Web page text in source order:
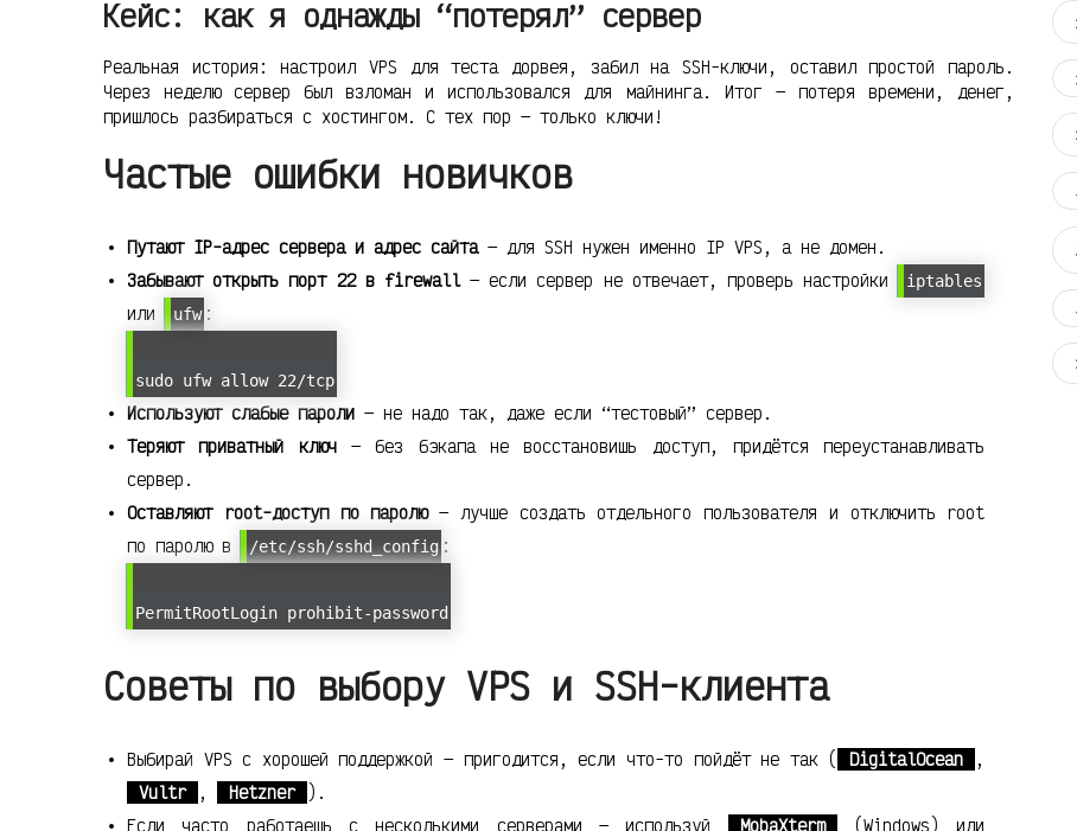
Кейс: как я однажды “потерял” сервер
Реальная история: настроил VPS для теста дорвея, забил на SSH-ключи, оставил простой пароль.
Через неделю сервер был взломан и использовался для майнинга. Итог — потеря времени, денег,
пришлось разбираться с хостингом. С тех пор — только ключи!
Частые ошибки новичков
Путают IP-адрес сервера и адрес сайта— для SSH нужен именно IP VPS, а не домен.
Забывают открыть порт 22 в firewall— если сервер не отвечает, проверь настройки iptables
или ufw :
sudo ufw allow 22/tcp
Используют слабые пароли — не надо так, даже если “тестовый” сервер.
Теряют приватный ключ— без бэкапа не восстановишь доступ, придётся переустанавливать
сервер.
Оставляют root-доступ по паролю— лучше создать отдельного пользователя и отключить root
по паролю в
/etc/ssh/sshd_config :
PermitRootLogin prohibit-password
Советы по выбору VPS и SSH-клиента
Выбирай VPS с хорошей поддержкой — пригодится, если что-то пойдёт не так ( DigitalOcean
,
Vultr
, Hetzner
).
Если часто работаешь с несколькими серверами — используй
MobaXterm (Windows) или